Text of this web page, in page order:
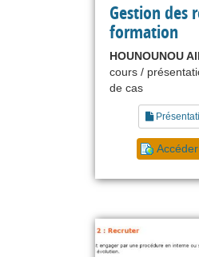
Gestion des
formation
HOUNOUNOU
cours /
de cas